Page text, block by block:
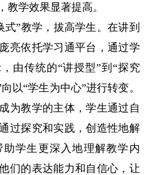
教学效果显著提高。
”教学，拔高学生。在讲到
亮依托学习通平台，通过学
由传统的“讲授型”到“探究
以“学生为中心”进行转变。
为教学的主体，学生通过自
过探究和实践，创造性地解
学生更深入地理解教学内
们的表达能力和自信心，让